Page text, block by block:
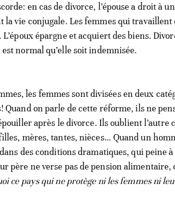
en cas de divorce, l’épouse a droit à
la vie conjugale. Les femmes qui
épargne et acquiert des biens.
normal qu’elle soit indemnisée.
les femmes sont divisées en deux
Quand on parle de cette réforme, ils ne
après le divorce. Ils oublient l’autre
mères, tantes, nièces… Quand un
des conditions dramatiques, qui peine
père ne verse pas de pension alimentaire,
ce pays qui ne protège ni les femmes ni